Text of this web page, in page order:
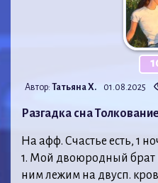
Автор: Татьяна Х. 01.08.2025
Разгадка сна
На афф. Счастье есть, 1
1. Мой двоюродный
ним лежим на двусп.